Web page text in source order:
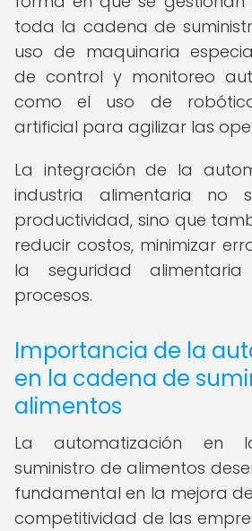
toda la cadena de
uso de maquinaria
de control y monitoreo
como el uso de
artificial para agilizar las
La integración de la
industria alimentaria no
productividad, sino que
reducir costos, minimizar
la seguridad
procesos.
Importancia de la
en la cadena de
alimentos
La automatización en
suministro de alimentos
fundamental en la mejora
competitividad de las